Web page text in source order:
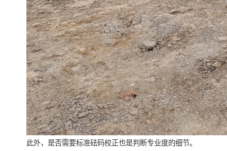
此外，是否需要标准砝码校正也是判断专业度的细节。